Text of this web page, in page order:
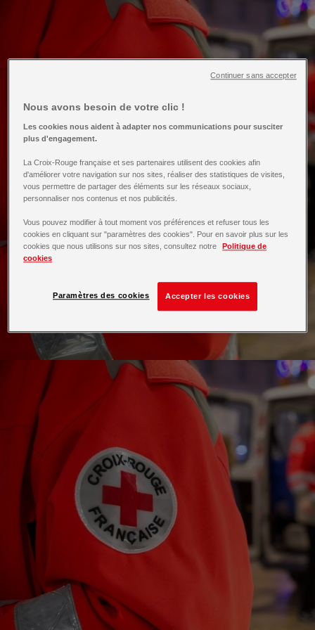
Nous avons besoin de votre clic !
Les cookies nous aident à adapter nos communications pour susciter
plus d'engagement.
La Croix-Rouge française et ses partenaires utilisent des cookies afin
d'améliorer votre navigation sur nos sites, réaliser des statistiques de visites,
vous permettre de partager des éléments sur les réseaux sociaux,
personnaliser nos contenus et nos publicités.
Vous pouvez modifier à tout moment vos préférences et refuser tous les
cookies en cliquant sur "paramètres des cookies". Pour en savoir plus sur les
cookies que nous utilisons sur nos sites, consultez notre
Politique de
cookies
Accepter les cookies
Paramètres des cookies
Continuer sans accepter